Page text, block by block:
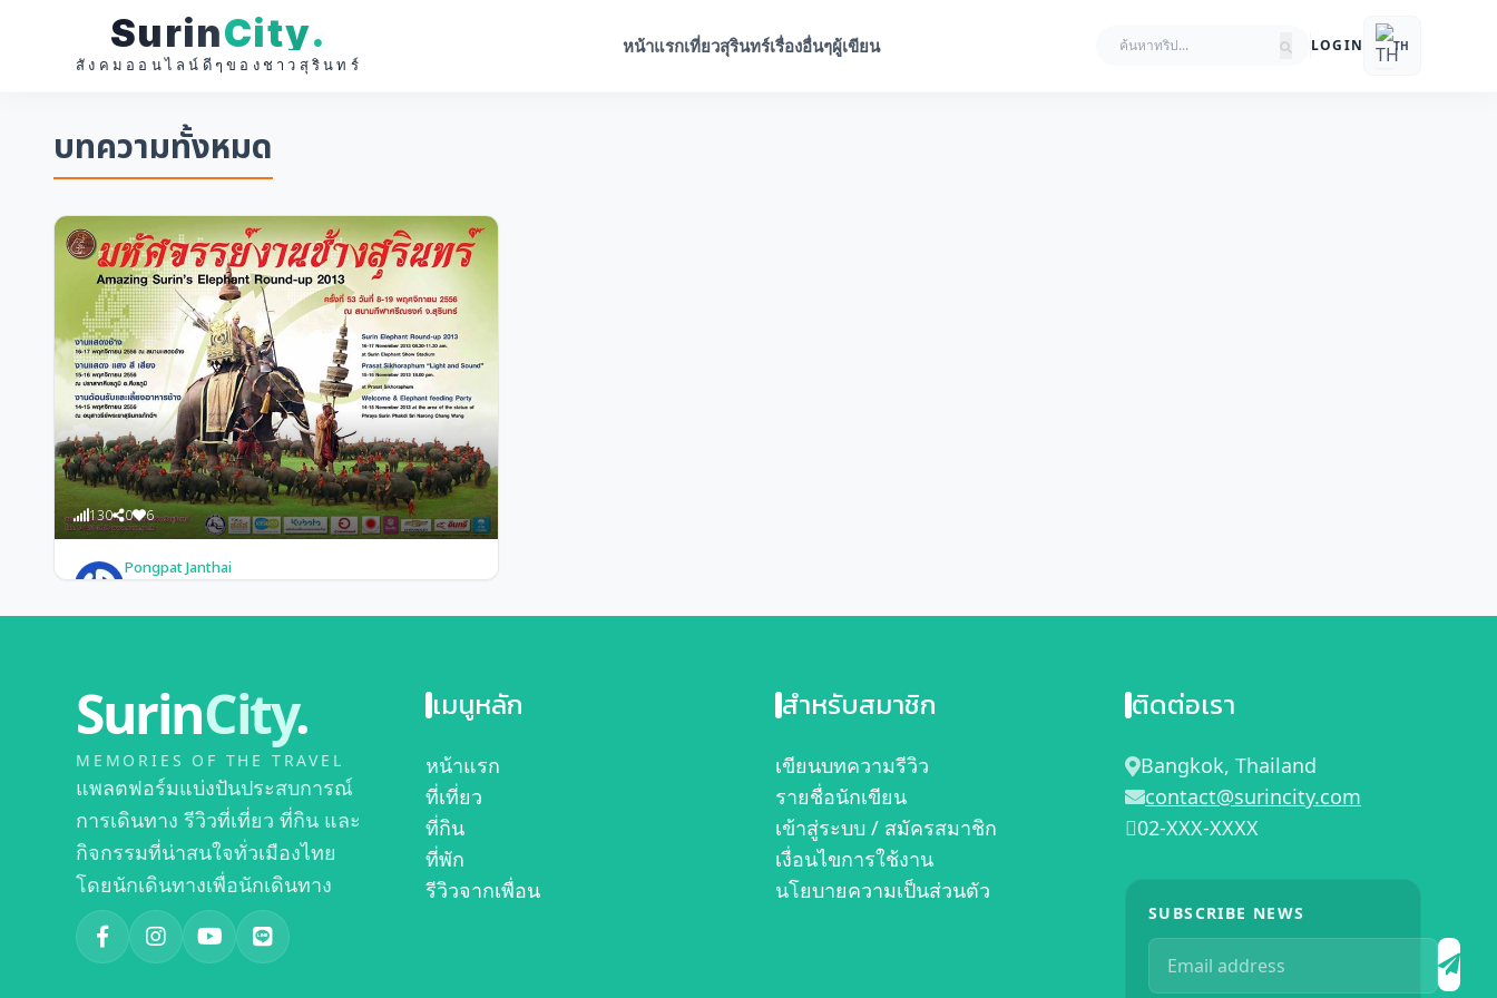
SurinCity.
สังคมออนไลน์ดีๆของชาวสุรินทร์
หน้าแรกเที่ยวสุรินทร์เรื่องอื่นๆผู้เขียน LOGIN TH
บทความทั้งหมด
130 0 6
Pongpat Janthai
SurinCity.
MEMORIES OF THE TRAVEL
แพลตฟอร์มแบ่งปันประสบการณ์
การเดินทาง รีวิวที่เที่ยว ที่กิน และ
กิจกรรมที่น่าสนใจทั่วเมืองไทย
โดยนักเดินทางเพื่อนักเดินทาง
เมนูหลัก
หน้าแรก
ที่เที่ยว
ที่กิน
ที่พัก
รีวิวจากเพื่อน
สำหรับสมาชิก
เขียนบทความรีวิว
รายชื่อนักเขียน
เข้าสู่ระบบ / สมัครสมาชิก
เงื่อนไขการใช้งาน
นโยบายความเป็นส่วนตัว
ติดต่อเรา
Bangkok, Thailand
contact@surincity.com
02-XXX-XXXX
SUBSCRIBE NEWS